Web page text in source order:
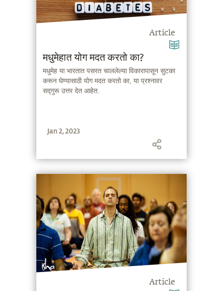
Article
मधुमेहात योग मदत करतो का?
मधुमेह या भारतात पसरत चाललेल्या विकारापासून सुटका
करून घेण्यासाठी योग मदत करतो का, या प्रश्नावर
सद्गुरू उत्तर देत आहेत.
Jan 2, 2023
Article